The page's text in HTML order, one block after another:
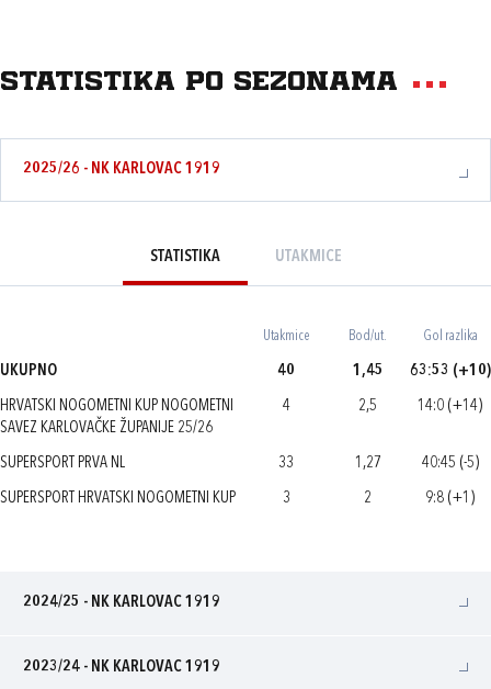
Statistika po sezonama
2025/26 - NK KARLOVAC 1919
STATISTIKA UTAKMICE
Utakmice Bod/ut. Gol razlika
UKUPNO 40 1,45 63:53 (+10)
HRVATSKI NOGOMETNI KUP NOGOMETNI
SAVEZ KARLOVAČKE ŽUPANIJE 25/26
4 2,5 14:0 (+14)
SUPERSPORT PRVA NL 33 1,27 40:45 (-5)
SUPERSPORT HRVATSKI NOGOMETNI KUP 3 2 9:8 (+1)
2024/25 - NK KARLOVAC 1919
2023/24 - NK KARLOVAC 1919